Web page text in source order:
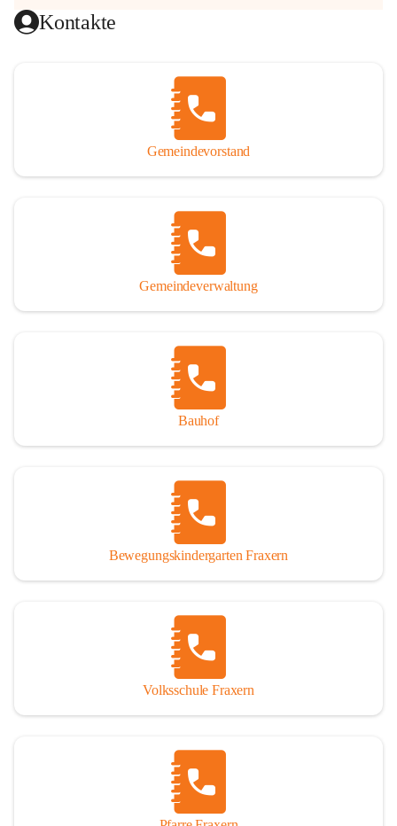
Kontakte
Gemeindevorstand
Gemeindeverwaltung
Bauhof
Bewegungskindergarten Fraxern
Volksschule Fraxern